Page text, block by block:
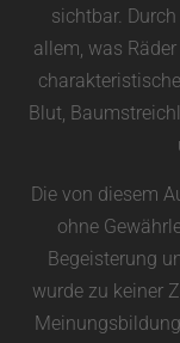
sichtbar.
allem, was
Blut,
Die von diesem
ohne
Begeisterung
wurde zu keiner